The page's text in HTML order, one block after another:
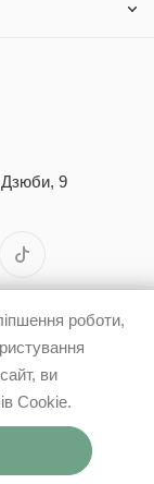
Дзюби, 9
роботи,
ви
Cookie.